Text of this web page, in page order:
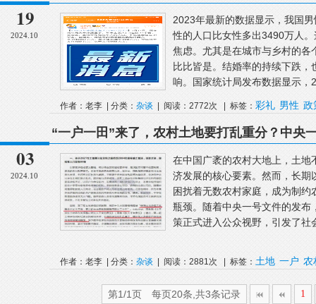
19
2024.10
2023年最新的数据显示，我国
性的人口比女性多出3490万人
焦虑。尤其是在城市与乡村的
比比皆是。结婚率的持续下跌
响。国家统计局发布数据显示，
作者：老李 | 分类： 杂谈 | 阅读：2772次 | 标签： 彩礼 男性 政
03
2024.10
“一户一田”来了，农村土地要打乱重分？中央
在中国广袤的农村大地上，土
济发展的核心要素。然而，长期
困扰着无数农村家庭，成为制
瓶颈。随着中央一号文件的发布
策正式进入公众视野，引发了
作者：老李 | 分类： 杂谈 | 阅读：2881次 | 标签： 土地 一户 农
第1/1页 每页20条,共3条记录 1